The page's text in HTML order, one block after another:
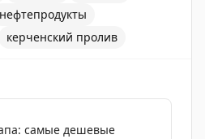
нефтепродукты
керченский пролив
самые дешевые